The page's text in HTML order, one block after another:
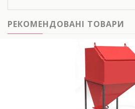
РЕКОМЕНДОВАНІ ТОВАРИ